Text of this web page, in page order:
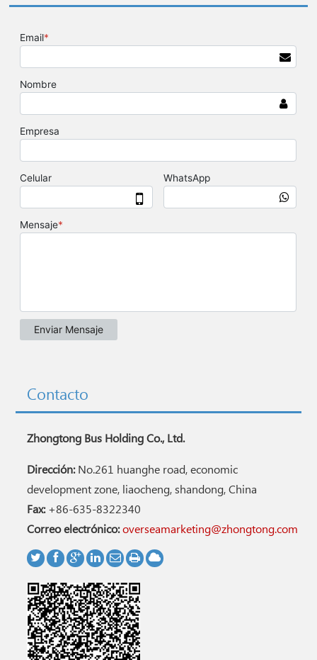
Contacto
Zhongtong Bus Holding Co., Ltd.
Dirección:No.261 huanghe road, economic
development zone, liaocheng, shandong, China
Fax:+86-635-8322340
Correo electrónico:overseamarketing@zhongtong.com